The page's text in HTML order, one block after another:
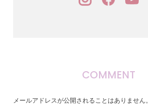
COMMENT
メールアドレスが公開されることはありません。